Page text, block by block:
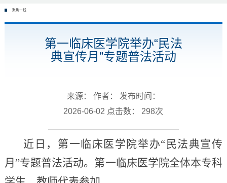
聚焦一线
第一临床医学院举办“民法
典宣传月”专题普法活动
来源： 作者： 发布时间：
2026-06-02 点击数： 298次
近日，第一临床医学院举办“民法典宣传
月”专题普法活动。第一临床医学院全体本专科